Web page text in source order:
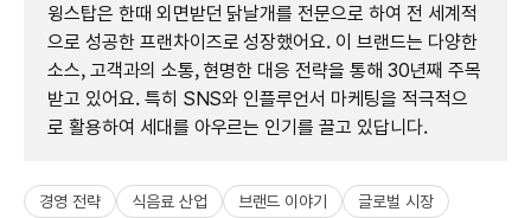
윙스탑은 한때 외면받던 닭날개를 전문으로 하여 전 세계적
으로 성공한 프랜차이즈로 성장했어요. 이 브랜드는 다양한
소스, 고객과의 소통, 현명한 대응 전략을 통해 30년째 주목
받고 있어요. 특히 SNS와 인플루언서 마케팅을 적극적으
로 활용하여 세대를 아우르는 인기를 끌고 있답니다.
경영 전략 식음료 산업 브랜드 이야기
글로벌 시장